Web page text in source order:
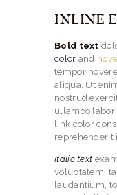
INLINE
Bold text
color and
tempor
aliqua. Ut
nostrud
ullamco
link color
reprehenderit
Italic text
voluptatem
laudantium,